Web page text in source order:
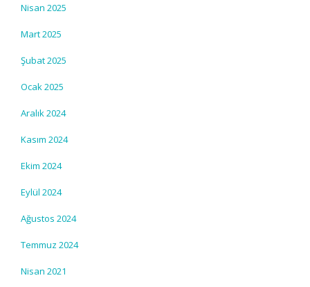
Nisan 2025
Mart 2025
Şubat 2025
Ocak 2025
Aralık 2024
Kasım 2024
Ekim 2024
Eylül 2024
Ağustos 2024
Temmuz 2024
Nisan 2021